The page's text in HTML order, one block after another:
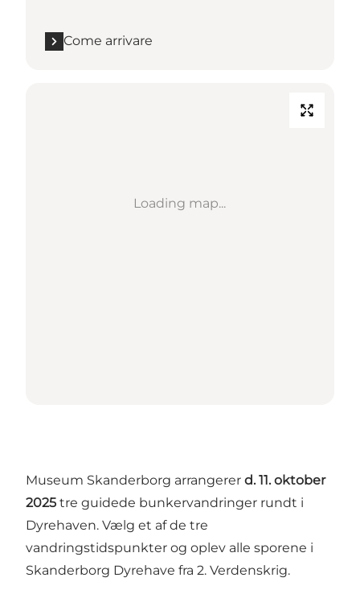
Come arrivare
Loading map...
Museum Skanderborg arrangerer d. 11. oktober
2025 tre guidede bunkervandringer rundt i
Dyrehaven. Vælg et af de tre
vandringstidspunkter og oplev alle sporene i
Skanderborg Dyrehave fra 2. Verdenskrig.